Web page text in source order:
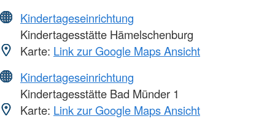
Kindertageseinrichtung
Kindertagesstätte Hämelschenburg
Karte: Link zur Google Maps Ansicht
Kindertageseinrichtung
Kindertagesstätte Bad Münder 1
Karte: Link zur Google Maps Ansicht